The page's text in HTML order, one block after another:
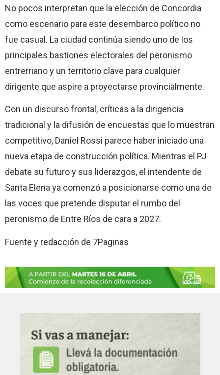
No pocos interpretan que la elección de Concordia
como escenario para este desembarco político no
fue casual. La ciudad continúa siendo uno de los
principales bastiones electorales del peronismo
entrerriano y un territorio clave para cualquier
dirigente que aspire a proyectarse provincialmente.
Con un discurso frontal, críticas a la dirigencia
tradicional y la difusión de encuestas que lo muestran
competitivo, Daniel Rossi parece haber iniciado una
nueva etapa de construcción política. Mientras el PJ
debate su futuro y sus liderazgos, el intendente de
Santa Elena ya comenzó a posicionarse como una de
las voces que pretende disputar el rumbo del
peronismo de Entre Ríos de cara a 2027.
Fuente y redacción de 7Paginas